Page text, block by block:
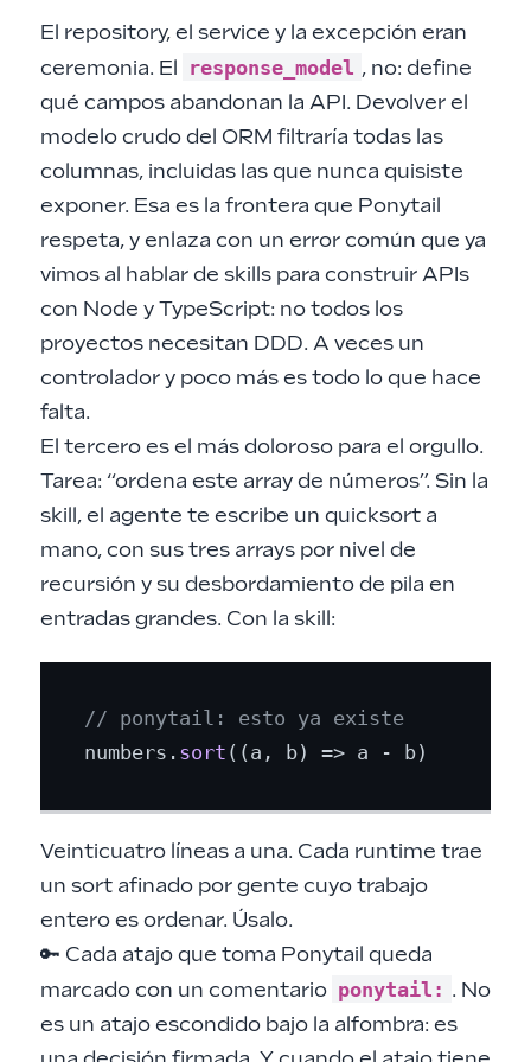
El repository, el service y la excepción eran
ceremonia. El response_model , no: define
qué campos abandonan la API. Devolver el
modelo crudo del ORM filtraría todas las
columnas, incluidas las que nunca quisiste
exponer. Esa es la frontera que Ponytail
respeta, y enlaza con un error común que ya
vimos al hablar de skills para construir APIs
con Node y TypeScript: no todos los
proyectos necesitan DDD. A veces un
controlador y poco más es todo lo que hace
falta.
El tercero es el más doloroso para el orgullo.
Tarea: “ordena este array de números”. Sin la
skill, el agente te escribe un quicksort a
mano, con sus tres arrays por nivel de
recursión y su desbordamiento de pila en
entradas grandes. Con la skill:
// ponytail: esto ya existe
numbers. sort ( ( a, b) =>
Veinticuatro líneas a una. Cada runtime trae
un sort afinado por gente cuyo trabajo
entero es ordenar. Úsalo.
🔑 Cada atajo que toma Ponytail queda
marcado con un comentario ponytail: . No
es un atajo escondido bajo la alfombra: es